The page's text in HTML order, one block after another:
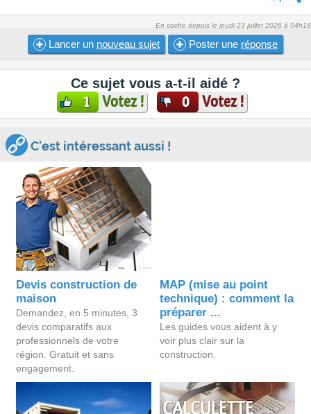
En cache depuis le jeudi 23 juillet 2026 à 04h18
Lancer un nouveau sujet Poster une réponse
Ce sujet vous a-t-il aidé ?
1 Votez ! 0 Votez !
C'est intéressant aussi !
Devis construction de
maison
Demandez, en 5 minutes, 3
devis comparatifs aux
professionnels de votre
région. Gratuit et sans
engagement.
MAP (mise au point
technique) : comment la
préparer ...
Les guides vous aident à y
voir plus clair sur la
construction.